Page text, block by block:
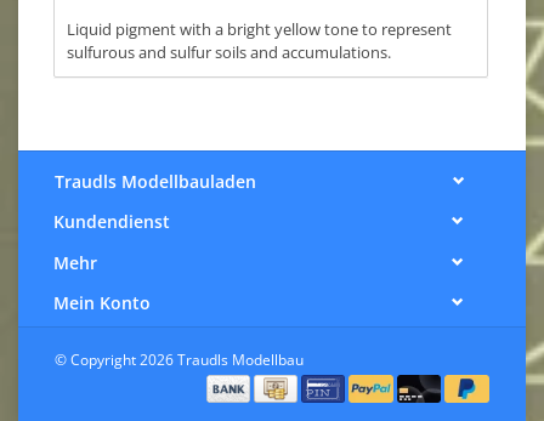
Liquid pigment with a bright yellow tone to represent
sulfurous and sulfur soils and accumulations.
Traudls Modellbauladen
Kundendienst
Mehr
Mein Konto
© Copyright 2026 Traudls Modellbau